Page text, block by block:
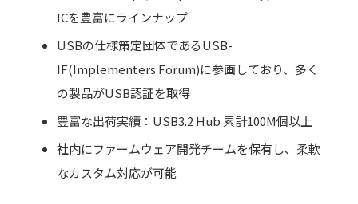
ICを豊富にラインナップ
USBの仕様策定団体であるUSB-
IF(Implementers Forum)に参画しており、多く
の製品がUSB認証を取得
豊富な出荷実績：USB3.2 Hub 累計100M個以上
社内にファームウェア開発チームを保有し、柔軟
なカスタム対応が可能